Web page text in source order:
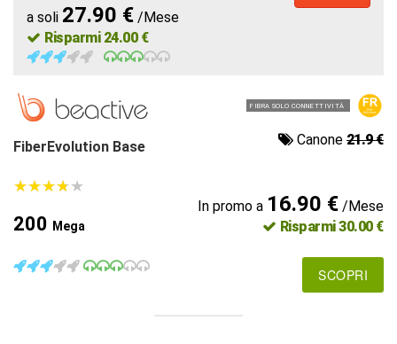
a soli 27.90 € /Mese
Risparmi 24.00 €
FIBRA SOLO CONNETTIVITÀ
FiberEvolution Base Canone 21.9 €
★★★★★
★★★★★
200 Mega
In promo a 16.90 €/Mese
Risparmi 30.00 €
SCOPRI